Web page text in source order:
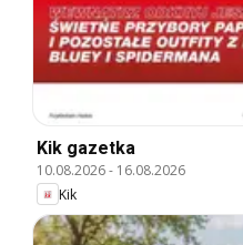
Kik gazetka
10.08.2026- 16.08.2026
Kik